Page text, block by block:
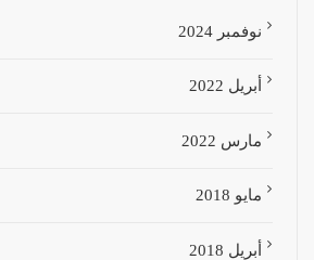
نوفمبر 2024
أبريل 2022
مارس 2022
مايو 2018
أبريل 2018